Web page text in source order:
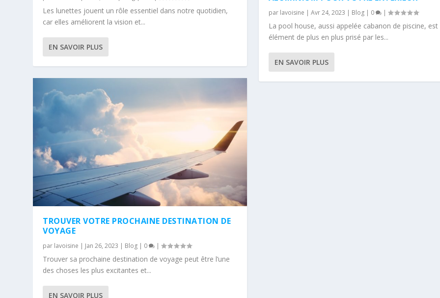
Les lunettes jouent un rôle essentiel dans notre quotidien,
car elles améliorent la vision et...
EN SAVOIR PLUS
TROUVER VOTRE PROCHAINE DESTINATION DE
VOYAGE
par lavoisine | Jan 26, 2023 | Blog | 0 |
Trouver sa prochaine destination de voyage peut être l’une
des choses les plus excitantes et...
EN SAVOIR PLUS
par lavoisine | Avr 24, 2023 | Blog| 0 |
La pool house, aussi appelée cabanon de piscine, est
élément de plus en plus prisé par les...
EN SAVOIR PLUS